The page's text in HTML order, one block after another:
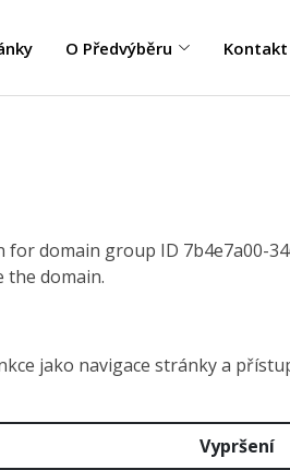
O Předvýběru Kontakt
for domain group ID 7b4e7a00-
the domain.
jako navigace stránky a
Vypršení